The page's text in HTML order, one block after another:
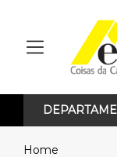
Home